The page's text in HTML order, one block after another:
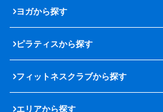
ヨガから探す
ピラティスから探す
フィットネスクラブから探す
エリアから探す